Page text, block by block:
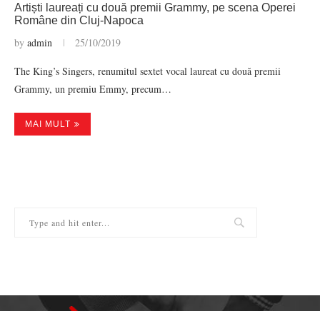
Artiști laureați cu două premii Grammy, pe scena Operei
Române din Cluj-Napoca
by admin 25/10/2019
The King’s Singers, renumitul sextet vocal laureat cu două premii
Grammy, un premiu Emmy, precum…
MAI MULT